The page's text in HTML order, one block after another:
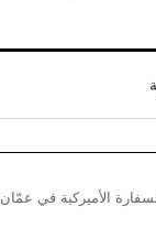
الأميركية في عمّان